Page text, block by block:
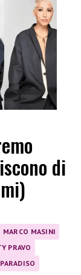
di
MARCO MASINI
PRAVO